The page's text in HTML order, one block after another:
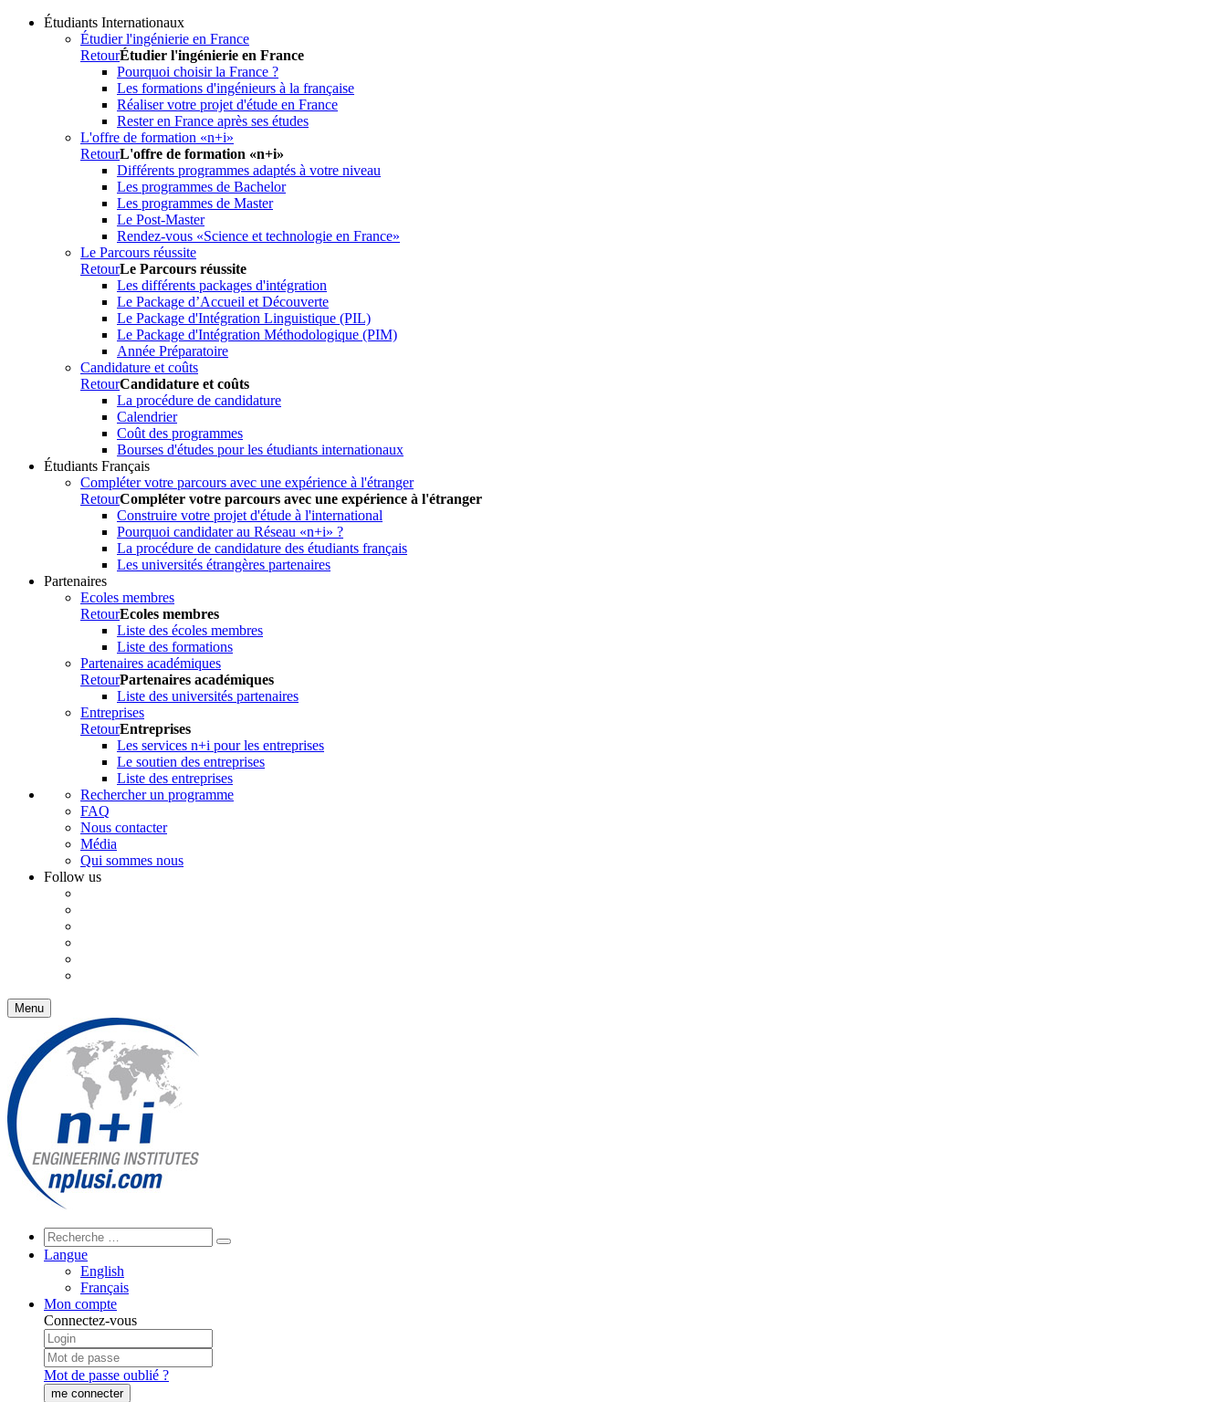
Étudiants Internationaux
Étudier l'ingénierie en France
RetourÉtudier l'ingénierie en France
Pourquoi choisir la France ?
Les formations d'ingénieurs à la française
Réaliser votre projet d'étude en France
Rester en France après ses études
L'offre de formation «n+i»
RetourL'offre de formation «n+i»
Différents programmes adaptés à votre niveau
Les programmes de Bachelor
Les programmes de Master
Le Post-Master
Rendez-vous «Science et technologie en France»
Le Parcours réussite
RetourLe Parcours réussite
Les différents packages d'intégration
Le Package d’Accueil et Découverte
Le Package d'Intégration Linguistique (PIL)
Le Package d'Intégration Méthodologique (PIM)
Année Préparatoire
Candidature et coûts
RetourCandidature et coûts
La procédure de candidature
Calendrier
Coût des programmes
Bourses d'études pour les étudiants internationaux
Étudiants Français
Compléter votre parcours avec une expérience à l'étranger
RetourCompléter votre parcours avec une expérience à l'étranger
Construire votre projet d'étude à l'international
Pourquoi candidater au Réseau «n+i» ?
La procédure de candidature des étudiants français
Les universités étrangères partenaires
Partenaires
Ecoles membres
RetourEcoles membres
Liste des écoles membres
Liste des formations
Partenaires académiques
RetourPartenaires académiques
Liste des universités partenaires
Entreprises
RetourEntreprises
Les services n+i pour les entreprises
Le soutien des entreprises
Liste des entreprises
Rechercher un programme
FAQ
Nous contacter
Média
Qui sommes nous
Follow us
Menu
Langue
English
Français
Mon compte
Connectez-vous
Mot de passe oublié ?
me connecter